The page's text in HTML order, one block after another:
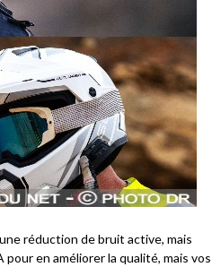
réduction de bruit active, mais
en améliorer la qualité, mais vos